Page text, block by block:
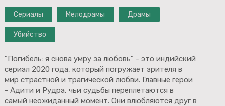
Сериалы Мелодрамы Драмы
Убийство
"Погибель: я снова умру за любовь" - это индийский
сериал 2020 года, который погружает зрителя в
мир страстной и трагической любви. Главные герои
- Адити и Рудра, чьи судьбы переплетаются в
самый неожиданный момент. Они влюбляются друг в